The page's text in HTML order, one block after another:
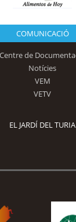
COMUNICACIÓ
Centre de
Notícies
VEM
VETV
EL JARDÍ DEL TURIA